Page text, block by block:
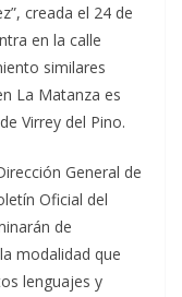
creada el 24 de
en la calle
similares
La Matanza es
Virrey del Pino.
General de
Oficial del
de
modalidad que
lenguajes y